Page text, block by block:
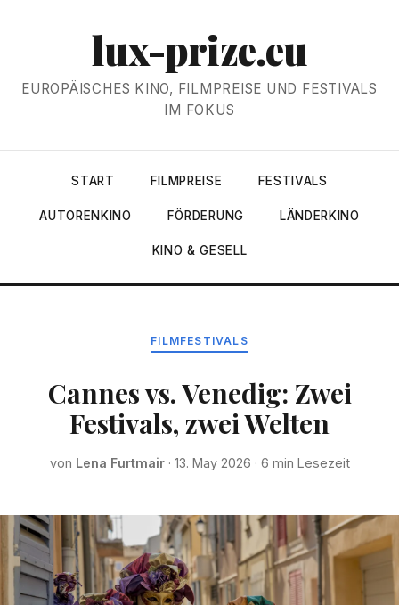
lux-prize.eu
EUROPÄISCHES KINO, FILMPREISE UND FESTIVALS
IM FOKUS
START FILMPREISE FESTIVALS
AUTORENKINO FÖRDERUNG LÄNDERKINO
KINO & GESELL
FILMFESTIVALS
Cannes vs. Venedig: Zwei
Festivals, zwei Welten
von Lena Furtmair· 13. May 2026 · 6 min Lesezeit